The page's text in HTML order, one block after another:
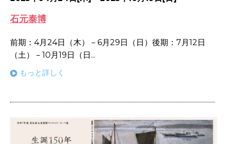
石元泰博
前期：4月24日（木）－6月29日（日）後期：7月12日
（土）－10月19日（日...
もっと詳しく